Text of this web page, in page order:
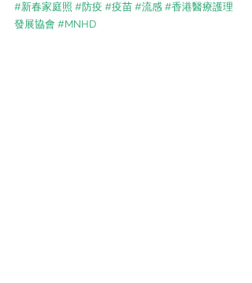
#新春家庭照 #防疫 #疫苗 #流感 #香港醫療護理
發展協會 #MNHD